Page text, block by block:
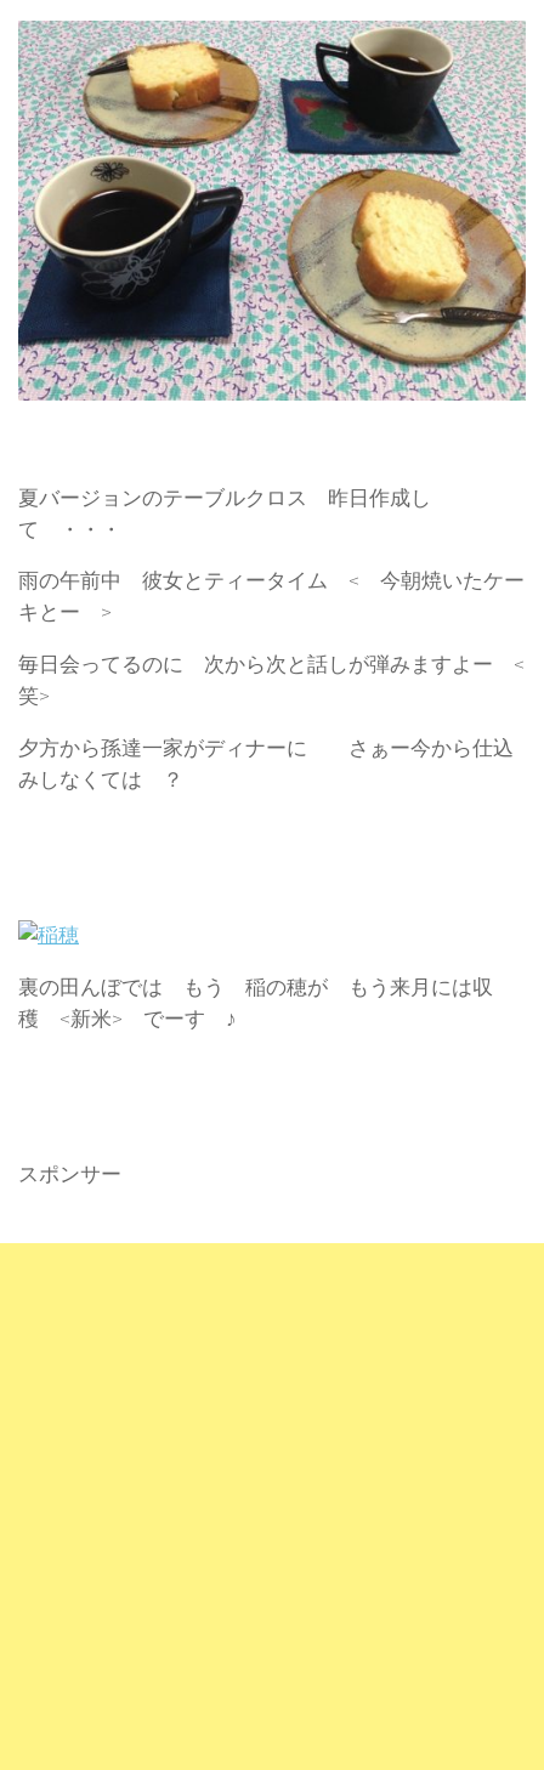
夏バージョンのテーブルクロス 昨日作成し
て ・・・
雨の午前中 彼女とティータイム < 今朝焼いたケー
キとー >
毎日会ってるのに 次から次と話しが弾みますよー <
笑>
夕方から孫達一家がディナーに さぁー今から仕込
みしなくては ？
裏の田んぼでは もう 稲の穂が もう来月には収
穫 <新米> でーす ♪
スポンサー